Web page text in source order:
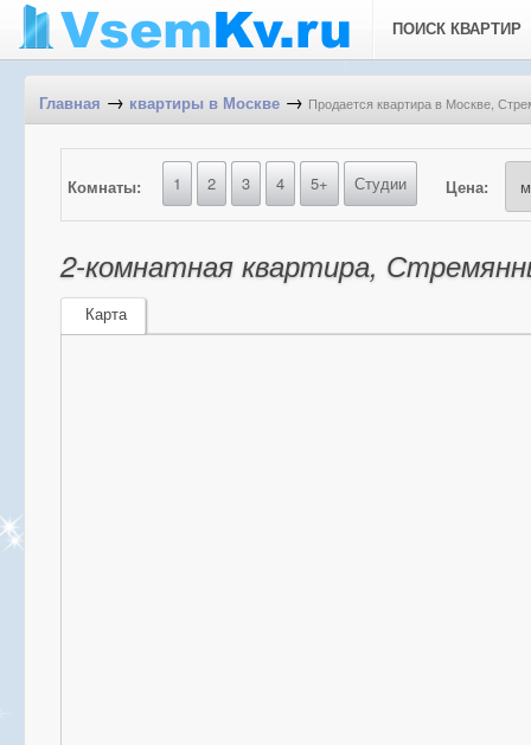
ПОИСК КВАРТИР
Главная → квартиры в Москве → Продается квартира в Москве,
Комнаты: 1 2 3 4 5+ Студии Цена:
2-комнатная квартира,
Карта